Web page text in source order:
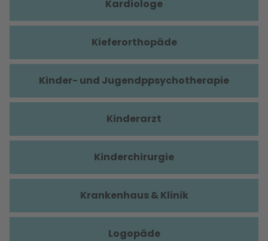
Kardiologe
Kieferorthopäde
Kinder- und Jugendppsychotherapie
Kinderarzt
Kinderchirurgie
Krankenhaus & Klinik
Logopäde